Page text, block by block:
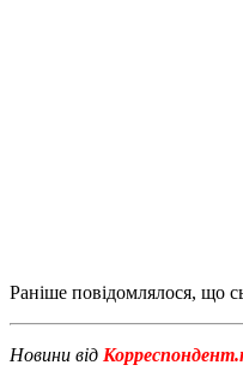
Раніше повідомлялося, що
Новини від